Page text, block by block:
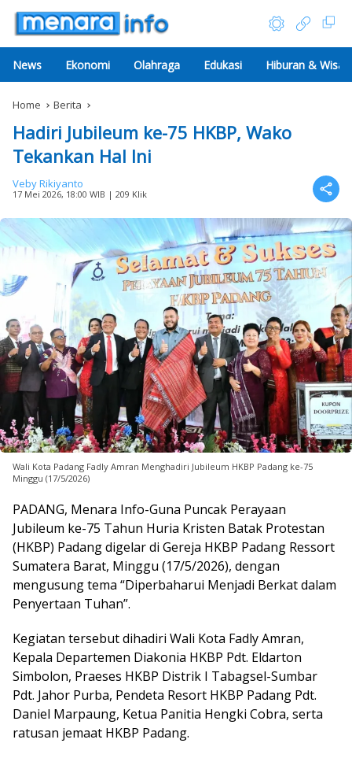
News Ekonomi Olahraga Edukasi Hiburan &
Home Berita
Hadiri Jubileum ke-75 HKBP, Wako
Tekankan Hal Ini
Veby Rikiyanto
17 Mei 2026, 18:00 WIB | 209 Klik
Wali Kota Padang Fadly Amran Menghadiri Jubileum HKBP Padang ke-75
Minggu (17/5/2026)
PADANG, Menara Info-Guna Puncak Perayaan
Jubileum ke-75 Tahun Huria Kristen Batak Protestan
(HKBP) Padang digelar di Gereja HKBP Padang Ressort
Sumatera Barat, Minggu (17/5/2026), dengan
mengusung tema “Diperbaharui Menjadi Berkat dalam
Penyertaan Tuhan”.
Kegiatan tersebut dihadiri Wali Kota Fadly Amran,
Kepala Departemen Diakonia HKBP Pdt. Eldarton
Simbolon, Praeses HKBP Distrik I Tabagsel-Sumbar
Pdt. Jahor Purba, Pendeta Resort HKBP Padang Pdt.
Daniel Marpaung, Ketua Panitia Hengki Cobra, serta
ratusan jemaat HKBP Padang.